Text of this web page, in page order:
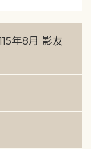
年8月 影友